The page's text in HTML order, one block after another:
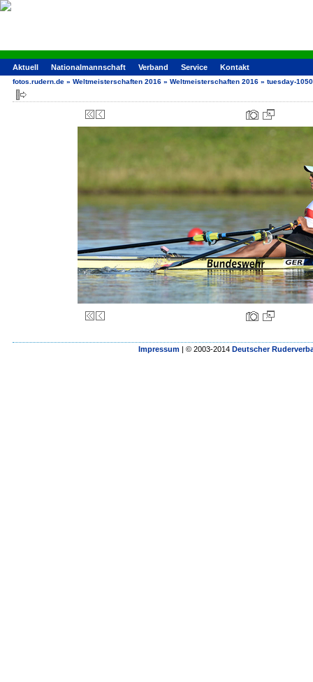
Aktuell Nationalmannschaft Verband Service Kontakt
fotos.rudern.de » Weltmeisterschaften 2016 » Weltmeisterschaften 2016 » tuesday-
Impressum | © 2003-2014 Deutscher